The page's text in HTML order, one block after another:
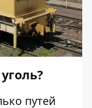
путей